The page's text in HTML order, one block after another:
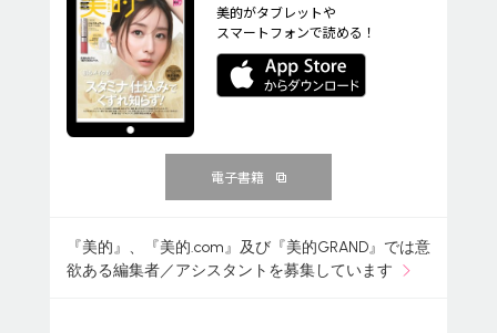
美的がタブレットや
スマートフォンで読める！
電子書籍
『美的』、『美的.com』及び『美的GRAND』では意
欲ある編集者／アシスタントを募集しています